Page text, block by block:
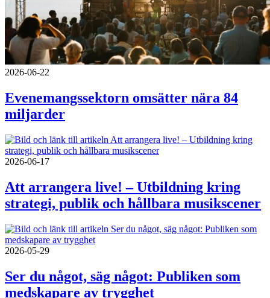
2026-06-22
Evenemangssektorn omsätter nära 84
miljarder
2026-06-17
Att arrangera live! – Utbildning kring
strategi, publik och hållbara musikscener
2026-05-29
Ser du något, säg något: Publiken som
medskapare av trygghet